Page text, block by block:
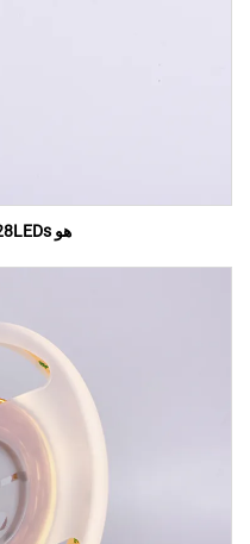
هو W128 2835 128LEDs